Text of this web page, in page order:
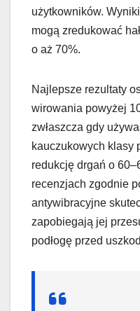
użytkowników.
mogą zredukować
o aż 70%.
Najlepsze rezultaty
wirowania powyżej
zwłaszcza gdy
kauczukowych klasy
redukcję drgań o
recenzjach zgodnie
antywibracyjne
zapobiegają jej
podłogę przed